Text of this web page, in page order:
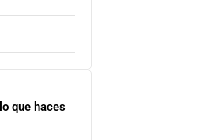
que haces